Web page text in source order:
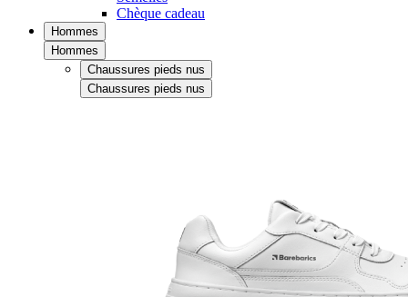
Chèque cadeau
Hommes
Hommes
Chaussures pieds nus
Chaussures pieds nus